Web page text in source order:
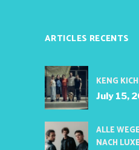
ARTICLES RECENTS
KENG
July 15,
ALLE
NACH